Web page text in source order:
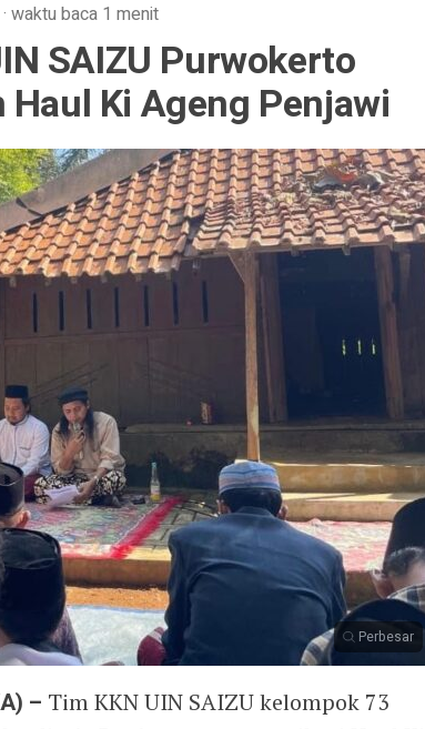
· waktu baca 1 menit
SAIZU Purwokerto
Ki Ageng Penjawi
Perbesar
– Tim KKN UIN SAIZU kelompok 73